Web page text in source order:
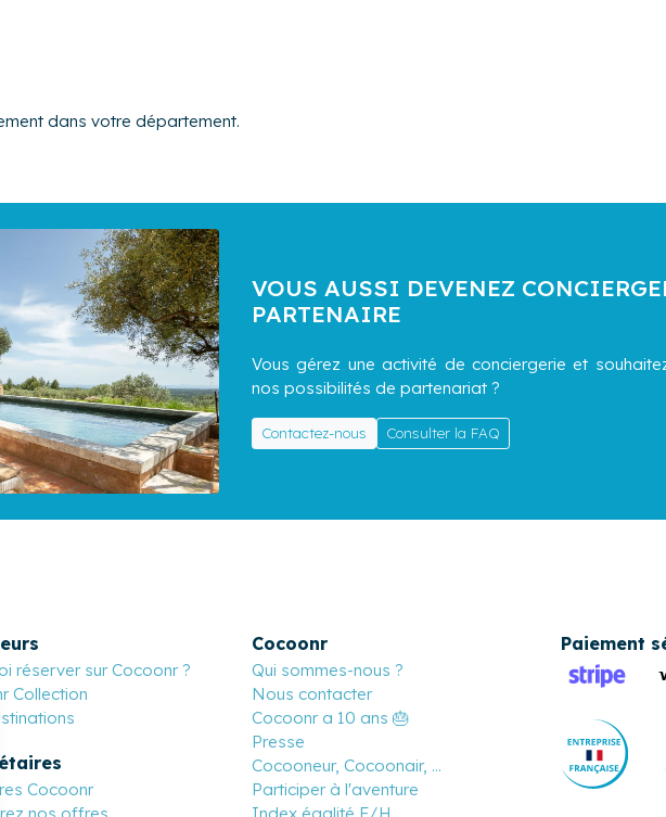
dans votre département.
VOUS AUSSI DEVENEZ
PARTENAIRE
Vous gérez une activité de conciergerie et
nos possibilités de partenariat ?
Contactez-nous Consulter la FAQ
réserver sur Cocoonr ?
Collection
Cocoonr
Cocoonr
Qui sommes-nous ?
Nous contacter
Cocoonr a 10 ans 🎂
Presse
Cocooneur, Cocoonair, ...
Participer à l'aventure
Paiement